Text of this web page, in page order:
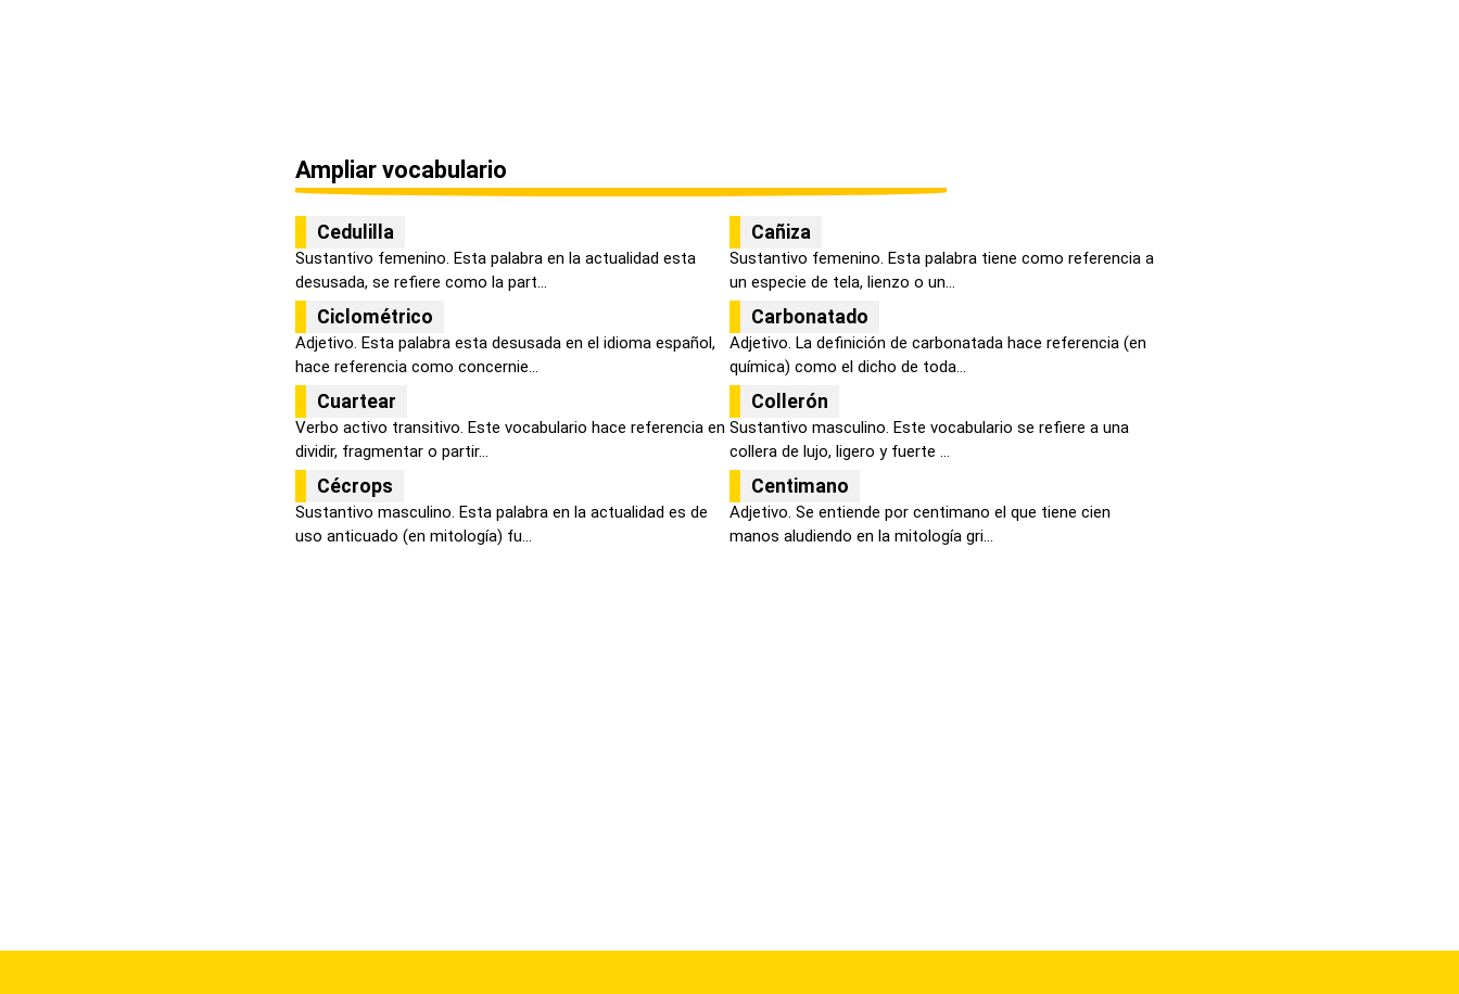
Ampliar vocabulario
Cedulilla
Sustantivo femenino. Esta palabra en la actualidad esta
desusada, se refiere como la part...
Cañiza
Sustantivo femenino. Esta palabra tiene como referencia a
un especie de tela, lienzo o un...
Ciclométrico
Adjetivo. Esta palabra esta desusada en el idioma español,
hace referencia como concernie...
Carbonatado
Adjetivo. La definición de carbonatada hace referencia (en
química) como el dicho de toda...
Cuartear
Verbo activo transitivo. Este vocabulario hace referencia en
dividir, fragmentar o partir...
Collerón
Sustantivo masculino. Este vocabulario se refiere a una
collera de lujo, ligero y fuerte ...
Cécrops
Sustantivo masculino. Esta palabra en la actualidad es de
uso anticuado (en mitología) fu...
Centimano
Adjetivo. Se entiende por centimano el que tiene cien
manos aludiendo en la mitología gri...